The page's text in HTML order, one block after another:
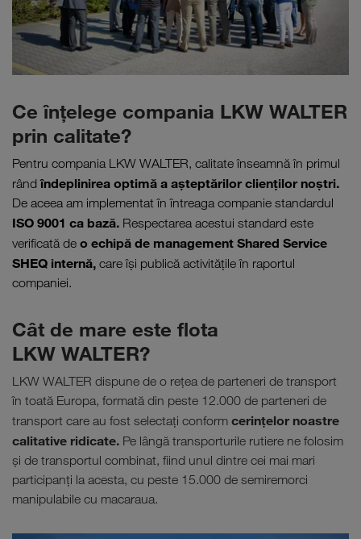
Ce înţelege compania LKW WALTER
prin calitate?
Pentru compania LKW WALTER, calitate înseamnă în primul
rândîndeplinirea optimă a aşteptărilor clienţilor noştri.
De aceea am implementat în întreaga companie standardul
ISO 9001 ca bază. Respectarea acestui standard este
verificată de o echipă de management Shared Service
SHEQ internă, care îşi publică activităţile în raportul
companiei.
Cât de mare este flota
LKW WALTER?
LKW WALTER dispune de o reţea de parteneri de transport
în toată Europa, formată din peste 12.000 de parteneri de
transport care au fost selectaţi conform cerinţelor noastre
calitative ridicate. Pe lângă transporturile rutiere ne folosim
şi de transportul combinat, fiind unul dintre cei mai mari
participanţi la acesta, cu peste 15.000 de semiremorci
manipulabile cu macaraua.